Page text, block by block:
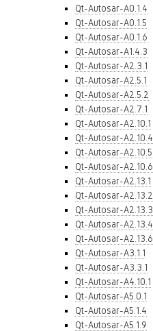
Qt-Autosar-A0.1.4
Qt-Autosar-A0.1.5
Qt-Autosar-A0.1.6
Qt-Autosar-A1.4.3
Qt-Autosar-A2.3.1
Qt-Autosar-A2.5.1
Qt-Autosar-A2.5.2
Qt-Autosar-A2.7.1
Qt-Autosar-A2.10.1
Qt-Autosar-A2.10.4
Qt-Autosar-A2.10.5
Qt-Autosar-A2.10.6
Qt-Autosar-A2.13.1
Qt-Autosar-A2.13.2
Qt-Autosar-A2.13.3
Qt-Autosar-A2.13.4
Qt-Autosar-A2.13.6
Qt-Autosar-A3.1.1
Qt-Autosar-A3.3.1
Qt-Autosar-A4.10.1
Qt-Autosar-A5.0.1
Qt-Autosar-A5.1.4
Qt-Autosar-A5.1.9